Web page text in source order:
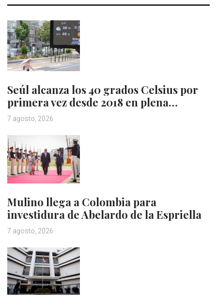
Seúl alcanza los 40 grados Celsius por
primera vez desde 2018 en plena…
7 agosto, 2026
Mulino llega a Colombia para
investidura de Abelardo de la Espriella
7 agosto, 2026